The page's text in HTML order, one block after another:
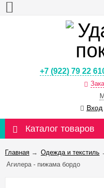
+7 (922) 79 22
Вход
Каталог товаров
Главная → Одежда и текстиль
Агилера - пижама бордо